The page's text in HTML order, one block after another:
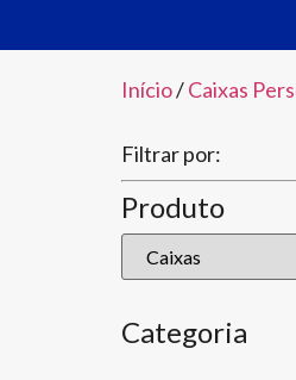
Início/Caixas
Filtrar por:
Produto
Categoria